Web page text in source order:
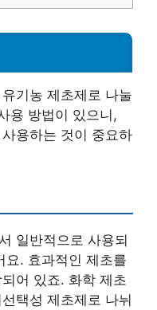
기농 제초제로 나눌
용 방법이 있으니,
용하는 것이 중요하
일반적으로 사용되
요. 효과적인 제초를
어 있죠. 화학 제초
택성 제초제로 나뉘